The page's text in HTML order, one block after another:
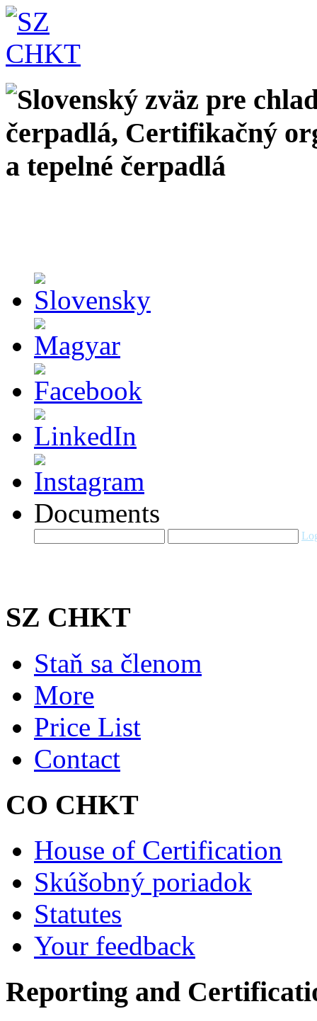
Documents
SZ CHKT
Staň sa členom
More
Price List
Contact
CO CHKT
House of Certification
Skúšobný poriadok
Statutes
Your feedback
Reporting and